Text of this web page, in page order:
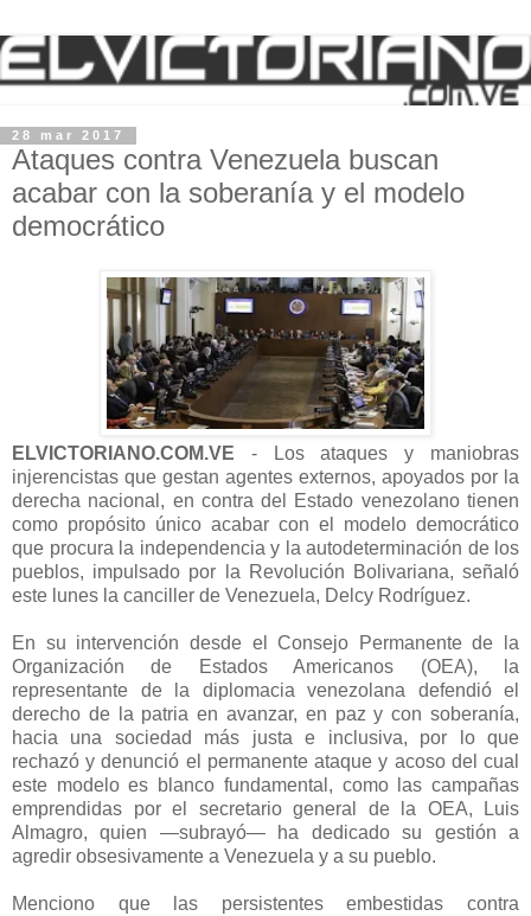
28 mar 2017
Ataques contra Venezuela buscan
acabar con la soberanía y el modelo
democrático
ELVICTORIANO.COM.VE - Los ataques y maniobras
injerencistas que gestan agentes externos, apoyados por la
derecha nacional, en contra del Estado venezolano tienen
como propósito único acabar con el modelo democrático
que procura la independencia y la autodeterminación de los
pueblos, impulsado por la Revolución Bolivariana, señaló
este lunes la canciller de Venezuela, Delcy Rodríguez.
En su intervención desde el Consejo Permanente de la
Organización de Estados Americanos (OEA), la
representante de la diplomacia venezolana defendió el
derecho de la patria en avanzar, en paz y con soberanía,
hacia una sociedad más justa e inclusiva, por lo que
rechazó y denunció el permanente ataque y acoso del cual
este modelo es blanco fundamental, como las campañas
emprendidas por el secretario general de la OEA, Luis
Almagro, quien —subrayó— ha dedicado su gestión a
agredir obsesivamente a Venezuela y a su pueblo.
Menciono que las persistentes embestidas contra